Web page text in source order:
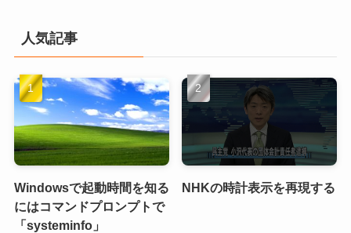
人気記事
Windowsで起動時間を知る
にはコマンドプロンプトで
「systeminfo」
NHKの時計表示を再現する